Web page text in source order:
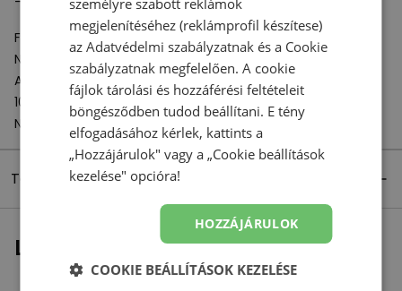
Felelős szervezet:
New Balance Europe BV
A-Factorij, Pilotenstraat 35 – 45
1059 CH Amsterdam
Netherlands
Termék részletei
Legutóbb megtekintett
megjelenítéséhez (reklámprofil készítese)
azAdatvédelmi szabályzatnak és a Cookie
szabályzatnak megfelelően. A cookie
fájlok tárolási és hozzáférési feltételeit
böngésződben tudod beállítani. E tény
elfogadásához kérlek, kattints a
„Hozzájárulok" vagy a „Cookie beállítások
kezelése" opcióra!
HOZZÁJÁRULOK
COOKIE BEÁLLÍTÁSOK KEZELÉSE